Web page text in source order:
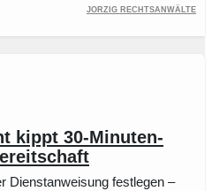
JORZIG Rechtsanwälte
kippt 30-Minuten-
Dienstanweisung festlegen –